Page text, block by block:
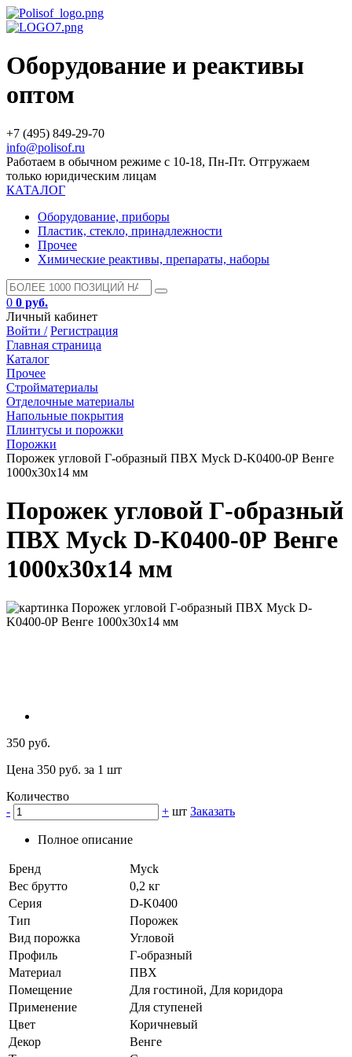
Оборудование и реактивы
оптом
+7 (495) 849-29-70
info@polisof.ru
Работаем в обычном режиме с 10-18, Пн-Пт. Отгружаем
только юридическим лицам
КАТАЛОГ
Оборудование, приборы
Пластик, стекло, принадлежности
Прочее
Химические реактивы, препараты, наборы
0 0 руб.
Личный кабинет
Войти / Регистрация
Главная страница
Каталог
Прочее
Стройматериалы
Отделочные материалы
Напольные покрытия
Плинтусы и порожки
Порожки
Порожек угловой Г-образный ПВХ Myck D-K0400-0Р Венге
1000х30х14 мм
Порожек угловой Г-образный
ПВХ Myck D-K0400-0Р Венге
1000х30х14 мм
350 руб.
Цена 350 руб. за 1 шт
Количество
-
+ шт Заказать
Полное описание
Бренд
Myck
Вес брутто
0,2 кг
Серия
D-K0400
Тип
Порожек
Вид порожка
Угловой
Профиль
Г-образный
Материал
ПВХ
Помещение
Для гостиной, Для коридора
Применение
Для ступеней
Цвет
Коричневый
Декор
Венге